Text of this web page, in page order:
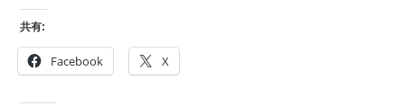
共有:
Facebook X